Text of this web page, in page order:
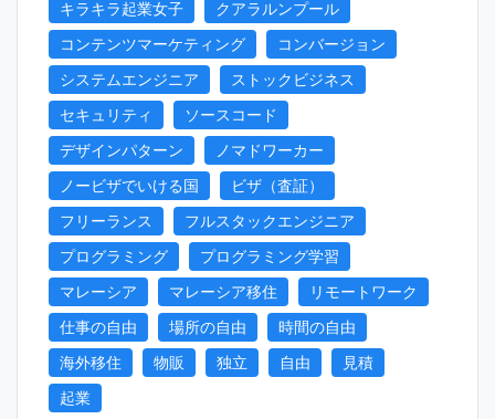
キラキラ起業女子
クアラルンプール
コンテンツマーケティング
コンバージョン
システムエンジニア
ストックビジネス
セキュリティ
ソースコード
デザインパターン
ノマドワーカー
ノービザでいける国
ビザ（査証）
フリーランス
フルスタックエンジニア
プログラミング
プログラミング学習
マレーシア
マレーシア移住
リモートワーク
仕事の自由
場所の自由
時間の自由
海外移住
物販 独立 自由
見積
起業